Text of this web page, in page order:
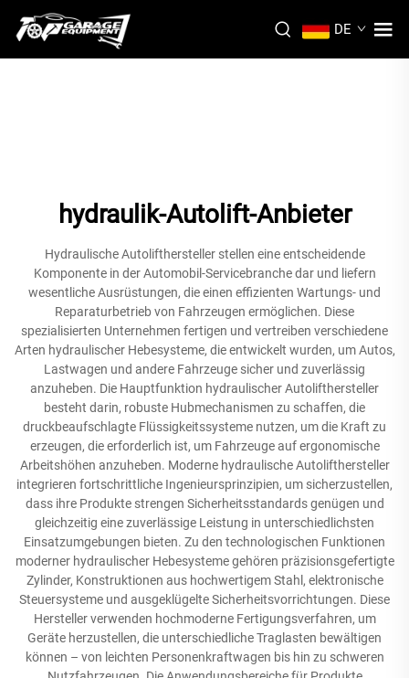
DE
hydraulik-Autolift-Anbieter
Hydraulische Autolifthersteller stellen eine entscheidende
Komponente in der Automobil-Servicebranche dar und liefern
wesentliche Ausrüstungen, die einen effizienten Wartungs- und
Reparaturbetrieb von Fahrzeugen ermöglichen. Diese
spezialisierten Unternehmen fertigen und vertreiben verschiedene
Arten hydraulischer Hebesysteme, die entwickelt wurden, um Autos,
Lastwagen und andere Fahrzeuge sicher und zuverlässig
anzuheben. Die Hauptfunktion hydraulischer Autolifthersteller
besteht darin, robuste Hubmechanismen zu schaffen, die
druckbeaufschlagte Flüssigkeitssysteme nutzen, um die Kraft zu
erzeugen, die erforderlich ist, um Fahrzeuge auf ergonomische
Arbeitshöhen anzuheben. Moderne hydraulische Autolifthersteller
integrieren fortschrittliche Ingenieursprinzipien, um sicherzustellen,
dass ihre Produkte strengen Sicherheitsstandards genügen und
gleichzeitig eine zuverlässige Leistung in unterschiedlichsten
Einsatzumgebungen bieten. Zu den technologischen Funktionen
moderner hydraulischer Hebesysteme gehören präzisionsgefertigte
Zylinder, Konstruktionen aus hochwertigem Stahl, elektronische
Steuersysteme und ausgeklügelte Sicherheitsvorrichtungen. Diese
Hersteller verwenden hochmoderne Fertigungsverfahren, um
Geräte herzustellen, die unterschiedliche Traglasten bewältigen
können – von leichten Personenkraftwagen bis hin zu schweren